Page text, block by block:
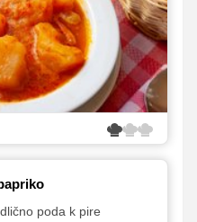
poda k pire